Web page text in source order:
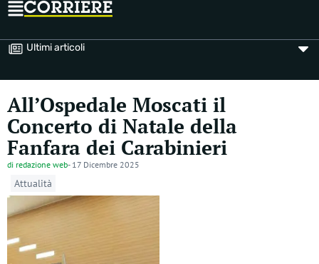
Ultimi articoli
All’Ospedale Moscati il
Concerto di Natale della
Fanfara dei Carabinieri
di redazione web- 17 Dicembre 2025
Attualità